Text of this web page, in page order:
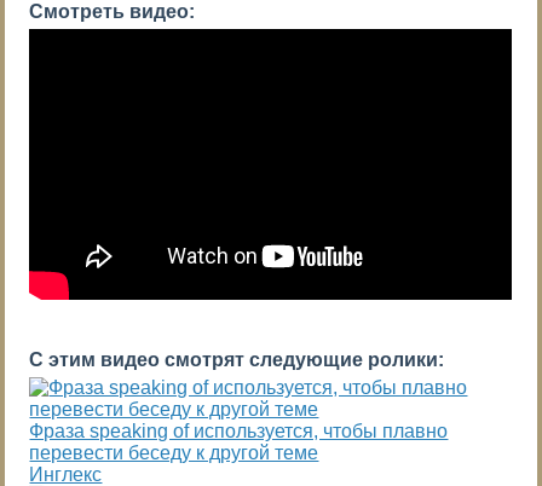
Смотреть видео:
С этим видео смотрят следующие ролики:
Фраза speaking of используется, чтобы плавно
перевести беседу к другой теме
Инглекс